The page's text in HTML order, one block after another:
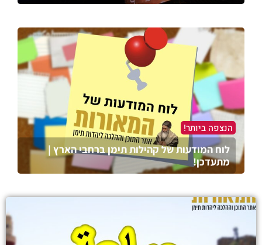
הנצפה ביותר!
לוח המודעות של קהילות תימן ברחבי הארץ |
מתעדכן!